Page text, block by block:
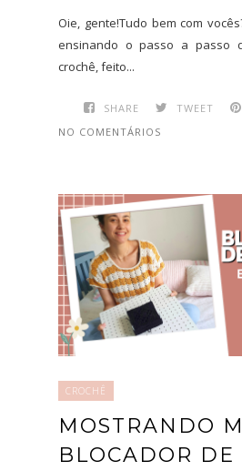
Oie, gente!Tudo bem com
ensinando o passo a passo
crochê, feito...
SHARE TWEET
NO COMENTÁRIOS
CROCHÊ
MOSTRANDO
BLOCADOR DE